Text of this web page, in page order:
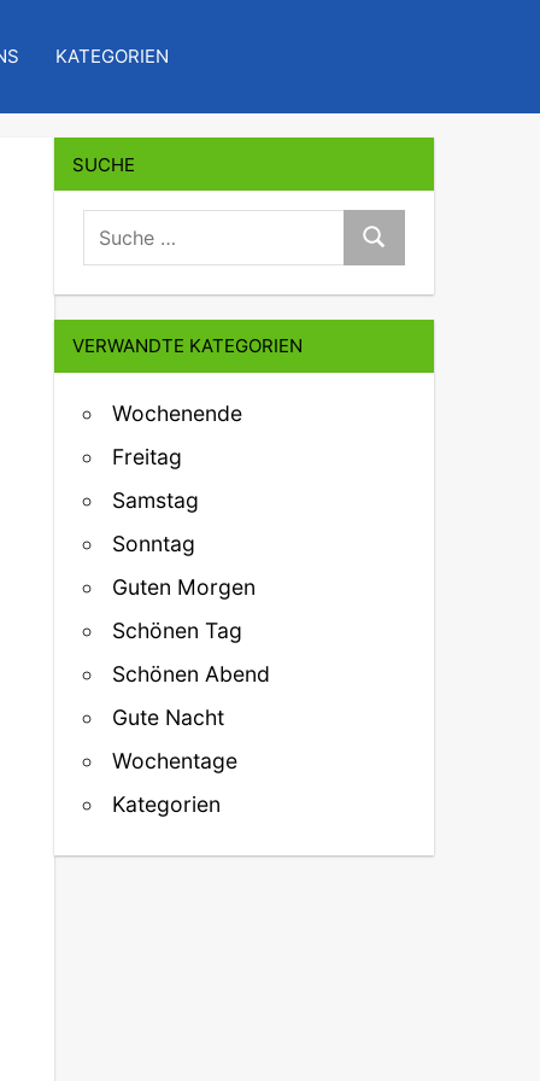
KATEGORIEN
SUCHE
suche:
Suche
VERWANDTE KATEGORIEN
Wochenende
Freitag
Samstag
Sonntag
Guten Morgen
Schönen Tag
Schönen Abend
Gute Nacht
Wochentage
Kategorien